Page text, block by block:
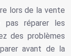
lors de la vente
pas réparer les
des problèmes
avant de la